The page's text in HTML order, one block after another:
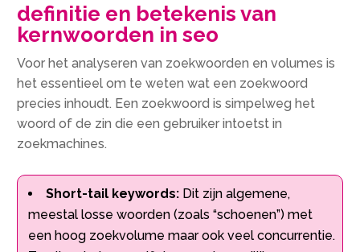
definitie en betekenis van
kernwoorden in seo
Voor het analyseren van zoekwoorden en volumes is
het essentieel om te weten wat een zoekwoord
precies inhoudt. Een zoekwoord is simpelweg het
woord of de zin die een gebruiker intoetst in
zoekmachines.
Short-tail keywords: Dit zijn algemene,
meestal losse woorden (zoals “schoenen”) met
een hoog zoekvolume maar ook veel concurrentie.